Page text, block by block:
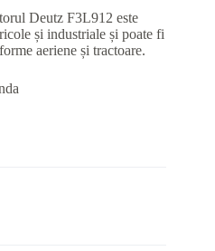
Deutz F3L912 este
și industriale și poate fi
aeriene și tractoare.